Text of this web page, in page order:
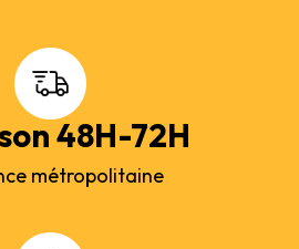
48H-72H
métropolitaine